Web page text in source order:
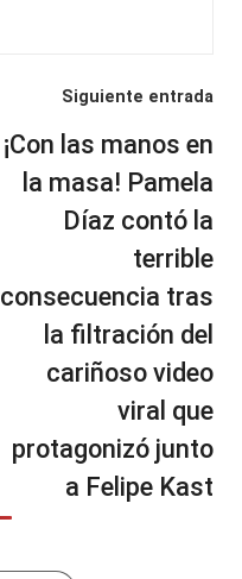
Siguiente entrada
¡Con las manos en
la masa! Pamela
Díaz contó la
terrible
consecuencia tras
la filtración del
cariñoso video
viral que
protagonizó junto
a Felipe Kast